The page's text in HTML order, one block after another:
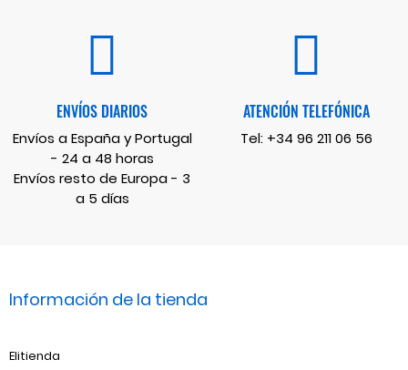
ENVÍOS DIARIOS
Envíos a España y Portugal
- 24 a 48 horas
Envíos resto de Europa - 3
a 5 días
ATENCIÓN TELEFÓNICA
Tel: +34 96 211 06 56
Información de la tienda
Elitienda